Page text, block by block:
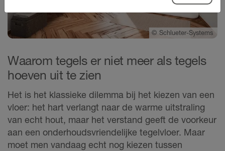
© Schlueter-Systems
Waarom tegels er niet meer als tegels
hoeven uit te zien
Het is het klassieke dilemma bij het kiezen van een
vloer: het hart verlangt naar de warme uitstraling
van echt hout, maar het verstand geeft de voorkeur
aan een onderhoudsvriendelijke tegelvloer. Maar
moet men vandaag echt nog kiezen tussen